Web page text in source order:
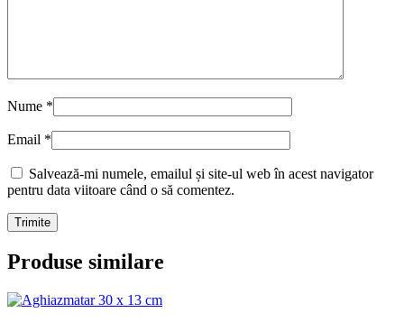
Nume *
Email *
Salvează-mi numele, emailul și site-ul web în acest navigator
pentru data viitoare când o să comentez.
Produse similare